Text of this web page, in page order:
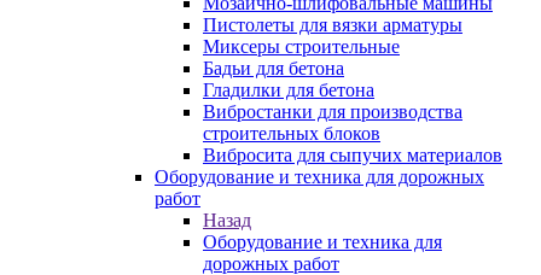
Пистолеты для вязки арматуры
Миксеры строительные
Бадьи для бетона
Гладилки для бетона
Вибростанки для производства
строительных блоков
Вибросита для сыпучих материалов
Оборудование и техника для дорожных
работ
Назад
Оборудование и техника для
дорожных работ